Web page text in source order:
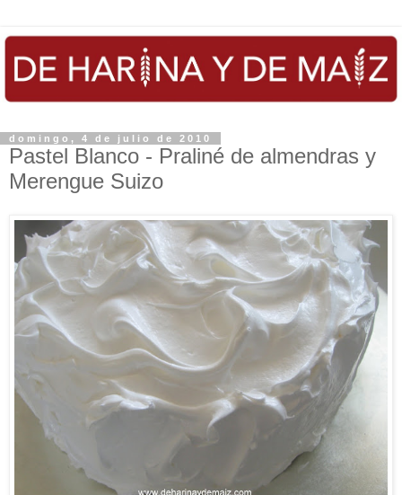
domingo, 4 de julio de 2010
Pastel Blanco - Praliné de almendras y
Merengue Suizo